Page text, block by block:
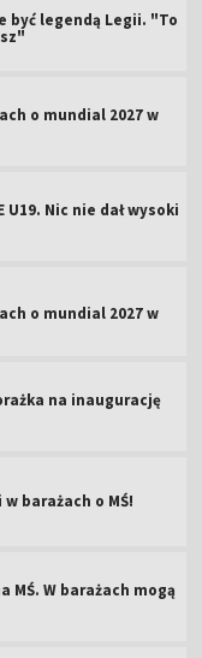
być legendą Legii. "To
o mundial 2027 w
U19. Nic nie dał wysoki
o mundial 2027 w
na inaugurację
barażach o MŚ!
MŚ. W barażach mogą